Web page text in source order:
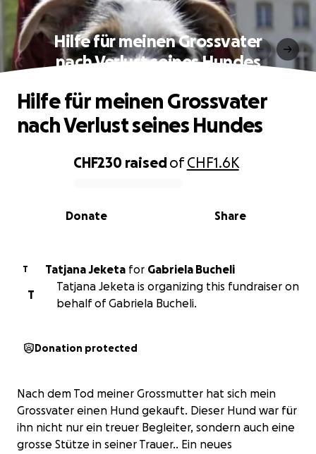
Hilfe für meinen Grossvater
nach Verlust seines Hundes
0% complete
CHF230 raisedofCHF1.6K
Share
Donate
Hilfe für meinen Grossvater
nach Verlust seines Hundes
T Tatjana Jeketa for
Gabriela Bucheli
T
Tatjana Jeketa is organizing this fundraiser on
behalf of Gabriela Bucheli.
Donation protected
Nach dem Tod meiner Grossmutter hat sich mein
Grossvater einen Hund gekauft. Dieser Hund war für
ihn nicht nur ein treuer Begleiter, sondern auch eine
grosse Stütze in seiner Trauer.. Ein neues